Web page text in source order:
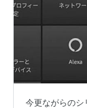
今更ながらの